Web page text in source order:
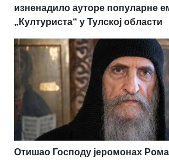
изненадило ауторе популарне
„Културиста“ у Тулској области
Отишао Господу јеромонах